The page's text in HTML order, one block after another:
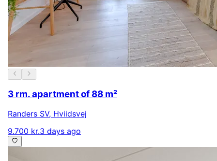
3 rm. apartment of 88 m²
Randers SV, Hviidsvej
9.700 kr.3 days ago